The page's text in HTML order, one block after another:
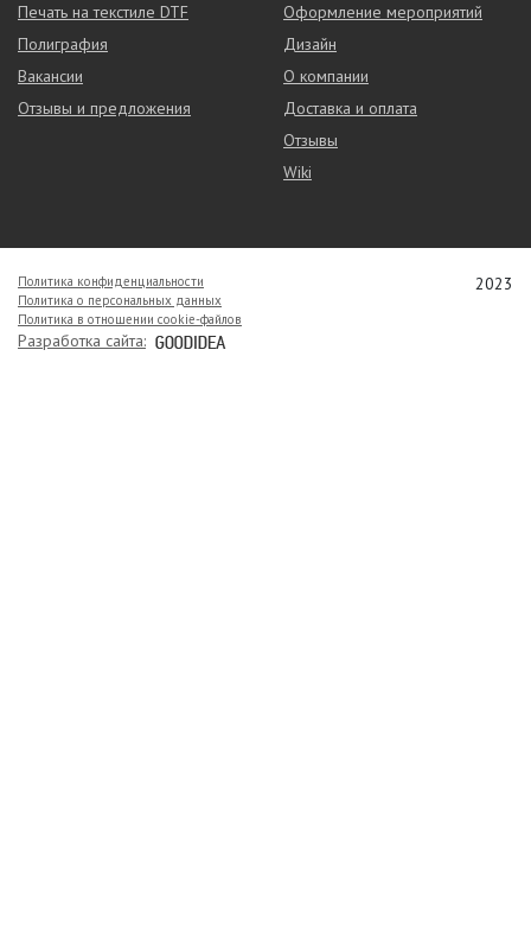
Печать на текстиле DTF
Полиграфия
Оформление мероприятий
Дизайн
Вакансии
Отзывы и предложения
О компании
Доставка и оплата
Отзывы
Wiki
Политика конфиденциальности
Политика о персональных данных
Политика в отношении cookie-файлов
2023
Разработка сайта: